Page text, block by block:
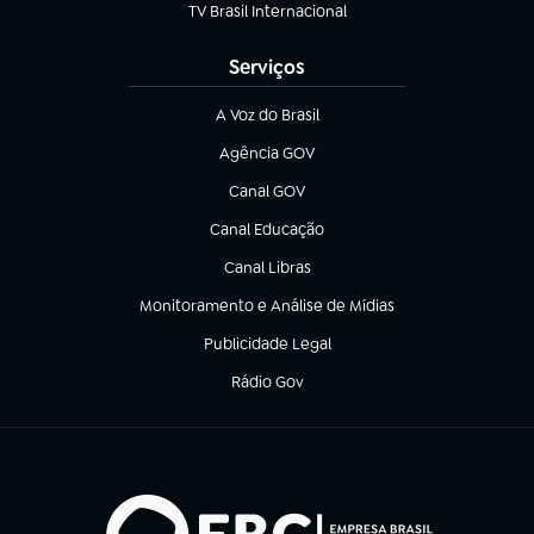
TV Brasil Internacional
(abre em nova aba)
Serviços
A Voz do Brasil
(abre em nova aba)
Agência GOV
(abre em nova aba)
Canal GOV
(abre em nova aba)
Canal Educação
(abre em nova aba)
Canal Libras
(abre em nova aba)
Monitoramento e Análise de Mídias
(abre em nova aba)
Publicidade Legal
(abre em nova aba)
Rádio Gov
(abre em nova aba)